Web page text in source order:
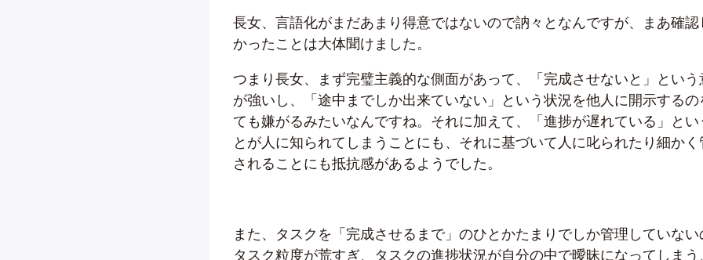
長女、言語化がまだあまり得意ではないので訥々となんですが、まあ確認
かったことは大体聞けました。
つまり長女、まず完璧主義的な側面があって、「完成させないと」という
が強いし、「途中までしか出来ていない」という状況を他人に開示するの
ても嫌がるみたいなんですね。それに加えて、「進捗が遅れている」とい
とが人に知られてしまうことにも、それに基づいて人に叱られたり細かく
されることにも抵抗感があるようでした。
また、タスクを「完成させるまで」のひとかたまりでしか管理していない
タスク粒度が荒すぎ、タスクの進捗状況が自分の中で曖昧になってしまう